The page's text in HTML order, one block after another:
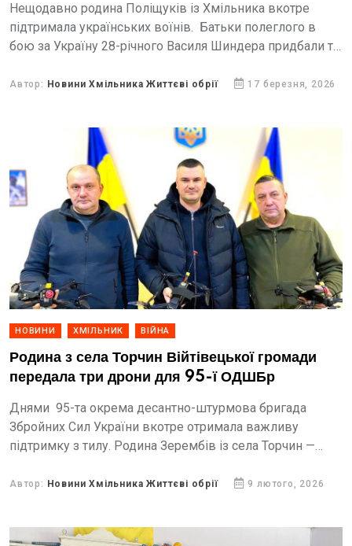
Нещодавно родина Поліщуків із Хмільника вкотре
підтримала українських воїнів. Батьки полеглого в
бою за Україну 28-річного Василя Шиндера придбали та
штурмової бригади чотири FPV-дрони.
Автор: Новини Хмільника Життєві обрії 17 березня, 2026
НОВИНИ ХМІЛЬНИК ВІЙНА
Родина з села Торчин Війтівецької громади
передала три дрони для 95-ї ОДШБр
Днями 95-та окрема десантно-штурмова бригада
Збройних Сил України вкотре отримала важливу
підтримку з тилу. Родина Зерембів із села Торчин —
нашим захисникам три...
Автор: Новини Хмільника Життєві обрії 9 лютого, 2026